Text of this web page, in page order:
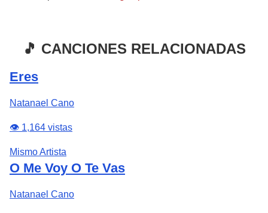
🎵 CANCIONES RELACIONADAS
Eres
Natanael Cano
👁️ 1,164 vistas
Mismo Artista
O Me Voy O Te Vas
Natanael Cano